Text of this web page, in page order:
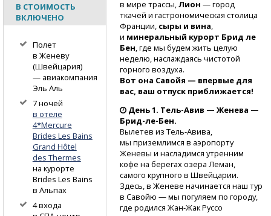
в мире трассы,Лион — город
ткачей и гастрономическая столица
Франции, сыры и вина,
и минеральный курорт Брид ле
Бен, где мы будем жить целую
неделю, наслаждаясь чистотой
горного воздуха.
Вот она Савойя — впервые для
вас, ваш отпуск приближается!
День 1. Тель-Авив — Женева —
Брид-ле-Бен.
Вылетев из Тель-Авива,
мы приземлимся в аэропорту
Женевы и насладимся утренним
кофе на берегах озера Леман,
самого крупного в Швейцарии.
Здесь, в Женеве начинается наш тур
в Савойю — мы погуляем по городу,
где родился Жан-ЖакРуссо
В СТОИМОСТЬ
ВКЛЮЧЕНО
Полет
в Женеву
(Швейцария)
— авиакомпания
Эль Аль
7 ночей
в отеле
4*Mercure
Brides Les Bains
Grand Hôtel
des Thermes
на курорте
Brides Les Bains
в Альпах
4 входа